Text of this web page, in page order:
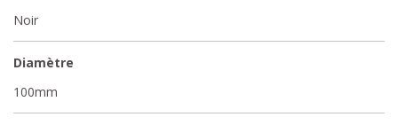
Noir
Diamètre
100mm